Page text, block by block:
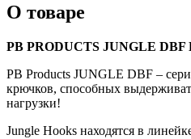
О товаре
PB PRODUCTS JUNGLE DBF
PB Products JUNGLE DBF –
крючков, способных
нагрузки!
Jungle Hooks находятся в